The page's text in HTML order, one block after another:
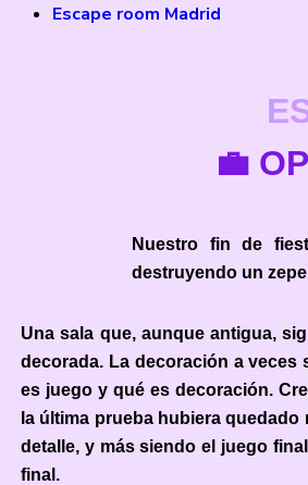
Escape room Madrid
💼
Nuestro fin de
destruyendo un
Una sala que, aunque antigua,
decorada. La decoración a
es juego y qué es decoración.
la última prueba hubiera
detalle, y más siendo el juego
final.